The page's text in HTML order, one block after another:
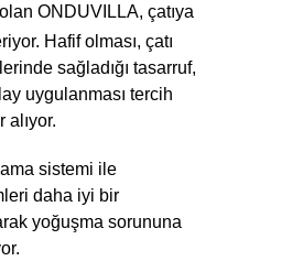
ONDUVILLA, çatıya
Hafif olması, çatı
sağladığı tasarruf,
uygulanması tercih
alıyor.
sistemi ile
daha iyi bir
yoğuşma sorununa